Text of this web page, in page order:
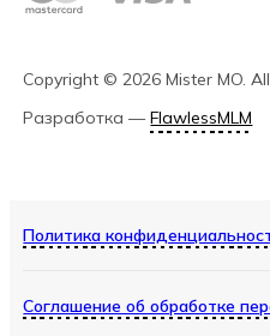
Copyright ©2026 Mister MO.
Разработка —FlawlessMLM
Политика
Соглашение об обработке